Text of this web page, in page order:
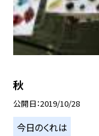
秋
公開日 2019/10/28
今日のくれは